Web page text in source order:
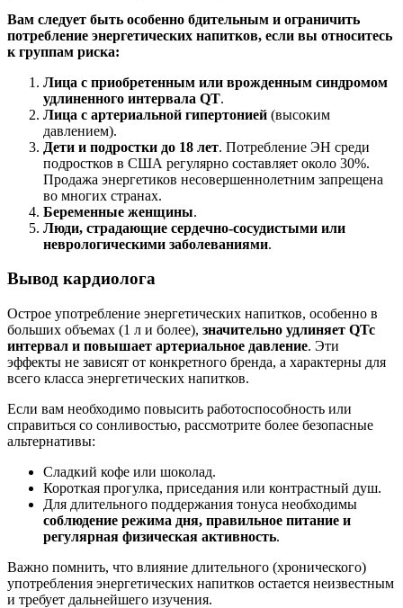
Вам следует быть особенно бдительным и ограничить
потребление энергетических напитков, если вы относитесь
к группам риска:
Лица с приобретенным или врожденным синдромом
удлиненного интервала QT.
Лица с артериальной гипертонией (высоким
давлением).
Дети и подростки до 18 лет. Потребление ЭН среди
подростков в США регулярно составляет около 30%.
Продажа энергетиков несовершеннолетним запрещена
во многих странах.
Беременные женщины.
Люди, страдающие сердечно-сосудистыми или
неврологическими заболеваниями.
Вывод кардиолога
Острое употребление энергетических напитков, особенно в
больших объемах (1 л и более), значительно удлиняет QTc
интервал и повышает артериальное давление. Эти
эффекты не зависят от конкретного бренда, а характерны для
всего класса энергетических напитков.
Если вам необходимо повысить работоспособность или
справиться со сонливостью, рассмотрите более безопасные
альтернативы:
Сладкий кофе или шоколад.
Короткая прогулка, приседания или контрастный душ.
Для длительного поддержания тонуса необходимы
соблюдение режима дня, правильное питание и
регулярная физическая активность.
Важно помнить, что влияние длительного (хронического)
употребления энергетических напитков остается неизвестным
и требует дальнейшего изучения.